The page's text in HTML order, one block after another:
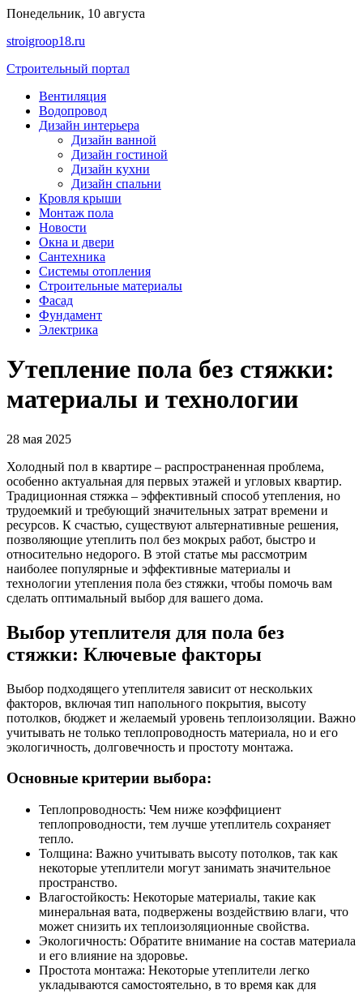
Перейти
содержимому
Понедельник, 10 августа
stroigroop18.ru
Строительный портал
Вентиляция
Водопровод
Дизайн интерьера
Дизайн ванной
Дизайн гостиной
Дизайн кухни
Дизайн спальни
Кровля крыши
Монтаж пола
Новости
Окна и двери
Сантехника
Системы отопления
Строительные материалы
Фасад
Фундамент
Электрика
Утепление пола без стяжки:
материалы и технологии
28 мая 2025
Холодный пол в квартире – распространенная проблема,
особенно актуальная для первых этажей и угловых квартир.
Традиционная стяжка – эффективный способ утепления, но
трудоемкий и требующий значительных затрат времени и
ресурсов. К счастью, существуют альтернативные решения,
позволяющие утеплить пол без мокрых работ, быстро и
относительно недорого. В этой статье мы рассмотрим
наиболее популярные и эффективные материалы и
технологии утепления пола без стяжки, чтобы помочь вам
сделать оптимальный выбор для вашего дома.
Выбор утеплителя для пола без
стяжки: Ключевые факторы
Выбор подходящего утеплителя зависит от нескольких
факторов, включая тип напольного покрытия, высоту
потолков, бюджет и желаемый уровень теплоизоляции. Важно
учитывать не только теплопроводность материала, но и его
экологичность, долговечность и простоту монтажа.
Основные критерии выбора:
Теплопроводность: Чем ниже коэффициент
теплопроводности, тем лучше утеплитель сохраняет
тепло.
Толщина: Важно учитывать высоту потолков, так как
некоторые утеплители могут занимать значительное
пространство.
Влагостойкость: Некоторые материалы, такие как
минеральная вата, подвержены воздействию влаги, что
может снизить их теплоизоляционные свойства.
Экологичность: Обратите внимание на состав материала
и его влияние на здоровье.
Простота монтажа: Некоторые утеплители легко
укладываются самостоятельно, в то время как для